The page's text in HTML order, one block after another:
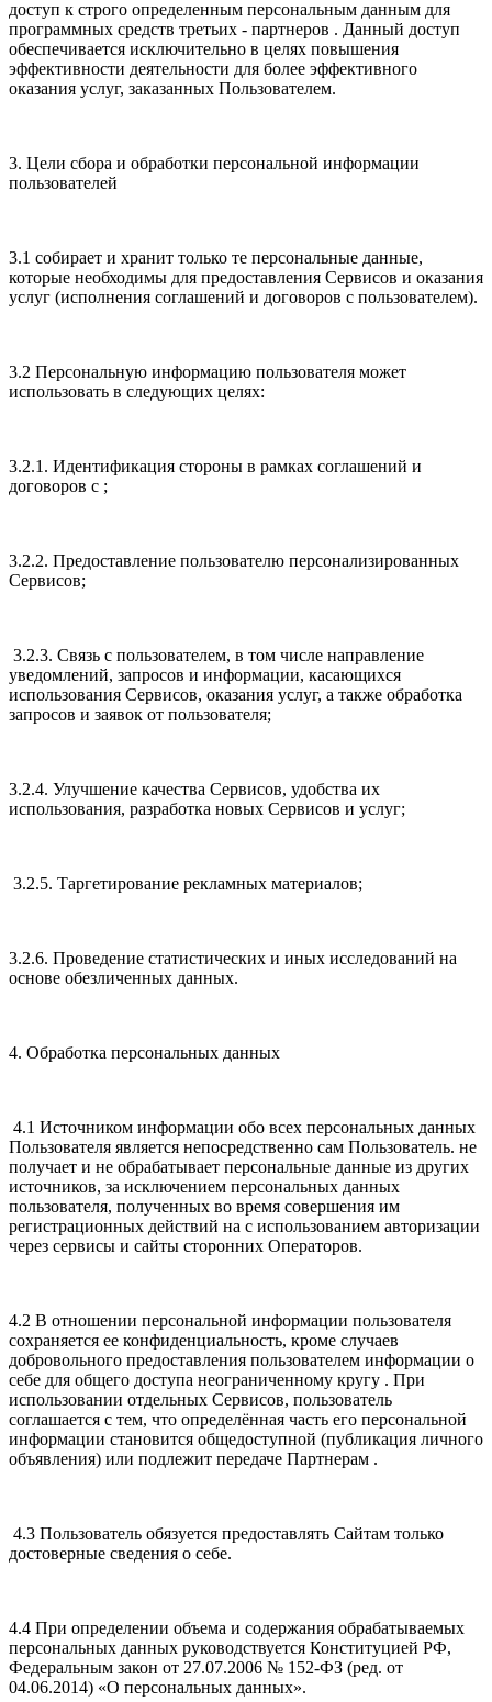
доступ к строго определенным персональным данным для
программных средств третьих - партнеров . Данный доступ
обеспечивается исключительно в целях повышения
эффективности деятельности для более эффективного
оказания услуг, заказанных Пользователем.
3. Цели сбора и обработки персональной информации
пользователей
3.1 собирает и хранит только те персональные данные,
которые необходимы для предоставления Сервисов и оказания
услуг (исполнения соглашений и договоров с пользователем).
3.2 Персональную информацию пользователя может
использовать в следующих целях:
3.2.1. Идентификация стороны в рамках соглашений и
договоров с ;
3.2.2. Предоставление пользователю персонализированных
Сервисов;
3.2.3. Связь с пользователем, в том числе направление
уведомлений, запросов и информации, касающихся
использования Сервисов, оказания услуг, а также обработка
запросов и заявок от пользователя;
3.2.4. Улучшение качества Сервисов, удобства их
использования, разработка новых Сервисов и услуг;
3.2.5. Таргетирование рекламных материалов;
3.2.6. Проведение статистических и иных исследований на
основе обезличенных данных.
4. Обработка персональных данных
4.1 Источником информации обо всех персональных данных
Пользователя является непосредственно сам Пользователь. не
получает и не обрабатывает персональные данные из других
источников, за исключением персональных данных
пользователя, полученных во время совершения им
регистрационных действий на с использованием авторизации
через сервисы и сайты сторонних Операторов.
4.2 В отношении персональной информации пользователя
сохраняется ее конфиденциальность, кроме случаев
добровольного предоставления пользователем информации о
себе для общего доступа неограниченному кругу . При
использовании отдельных Сервисов, пользователь
соглашается с тем, что определённая часть его персональной
информации становится общедоступной (публикация личного
объявления) или подлежит передаче Партнерам .
4.3 Пользователь обязуется предоставлять Сайтам только
достоверные сведения о себе.
4.4 При определении объема и содержания обрабатываемых
персональных данных руководствуется Конституцией РФ,
Федеральным закон от 27.07.2006 № 152-ФЗ (ред. от
04.06.2014) «О персональных данных».